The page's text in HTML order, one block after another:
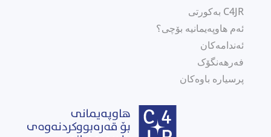
C4JR بەکورتی
ئەم هاوپەیمانیە بۆچی؟
ئەندامەکان
فەرهەنگۆک
پرسیارە باوەکان